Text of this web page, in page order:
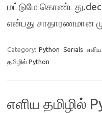
மட்டுமே
என்பது சாதாரணமான
Category: Python Serials எளிய
தமிழில் Python
எளிய தமிழில்